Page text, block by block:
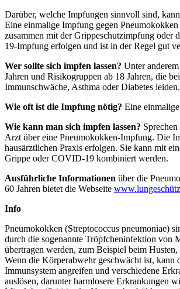
Darüber, welche Impfungen sinnvoll sind,
Eine einmalige Impfung gegen Pneumokokken
zusammen mit der Grippeschutzimpfung
19-Impfung erfolgen und ist in der Regel gut
Wer sollte sich impfen lassen? Unter
Jahren und Risikogruppen ab 18 Jahren, die
Immunschwäche, Asthma oder Diabetes leiden.
Wie oft ist die Impfung nötig? Eine
Wie kann man sich impfen lassen?
Arzt über eine Pneumokokken-Impfung. Die
hausärztlichen Praxis erfolgen. Sie kann mit
Grippe oder COVID-19 kombiniert werden.
Ausführliche Informationen über die
60 Jahren bietet die Webseite
Info
Pneumokokken (Streptococcus pneumoniae)
durch die sogenannte Tröpfcheninfektion von
übertragen werden, zum Beispiel beim Husten,
Wenn die Körperabwehr geschwächt ist, kann
Immunsystem angreifen und verschiedene
auslösen, darunter harmlosere Erkrankungen